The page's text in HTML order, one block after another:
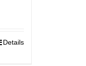
Details